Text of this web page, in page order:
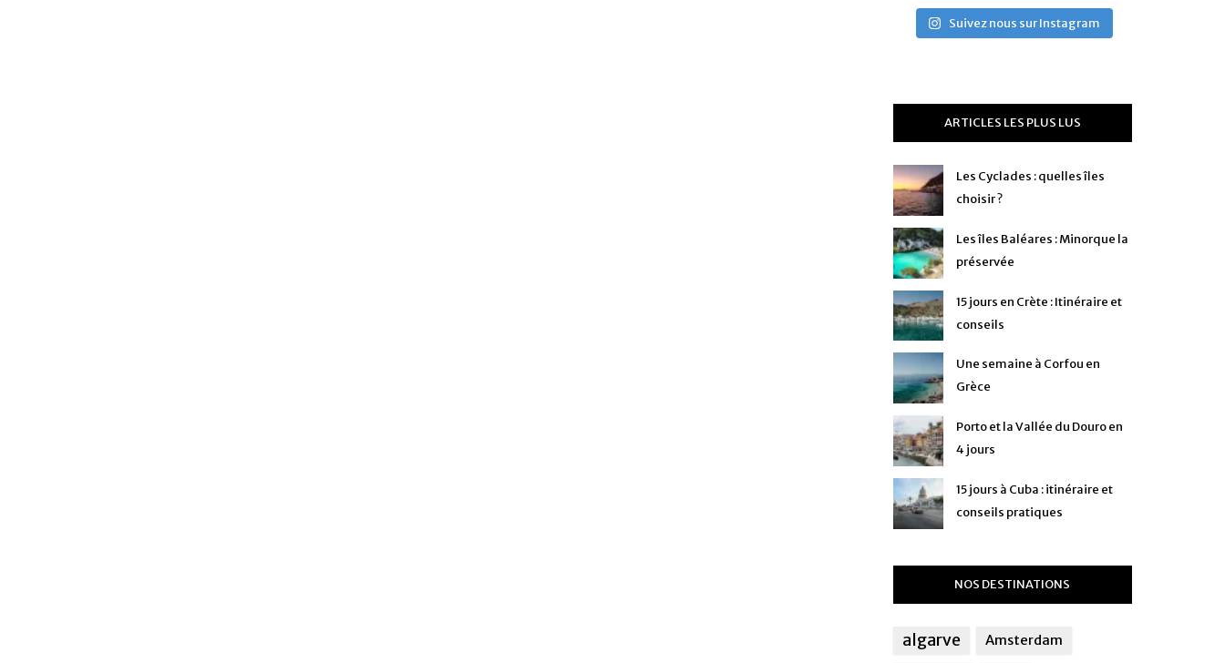
Suivez nous sur Instagram
ARTICLES LES PLUS LUS
Les Cyclades : quelles îles
choisir ?
Les îles Baléares : Minorque la
préservée
15 jours en Crète : Itinéraire et
conseils
Une semaine à Corfou en
Grèce
Porto et la Vallée du Douro en
4 jours
15 jours à Cuba : itinéraire et
conseils pratiques
NOS DESTINATIONS
algarve Amsterdam